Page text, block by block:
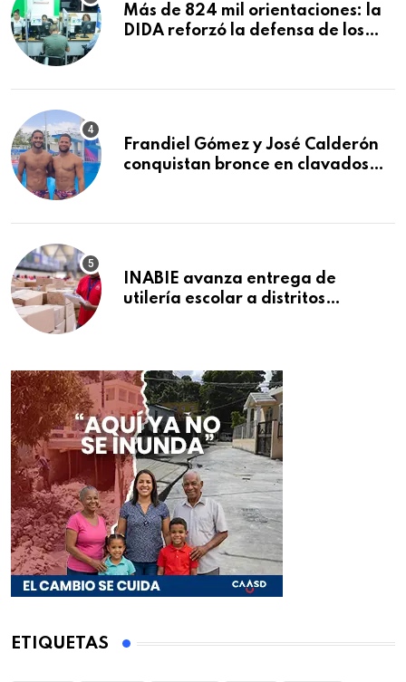
Más de 824 mil orientaciones: la
DIDA reforzó la defensa de los
Frandiel Gómez y José Calderón
conquistan bronce en clavados
INABIE avanza entrega de
utilería escolar a distritos
ETIQUETAS